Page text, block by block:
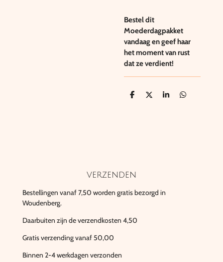
Bestel dit
Moederdagpakket
vandaag en geef haar
het moment van rust
dat ze verdient!
D
D
S
D
verzenden
Bestellingen vanaf 7,50 worden gratis bezorgd in
Woudenberg.
Daarbuiten zijn de verzendkosten 4,50
Gratis verzending vanaf 50,00
Binnen 2-4 werkdagen verzonden